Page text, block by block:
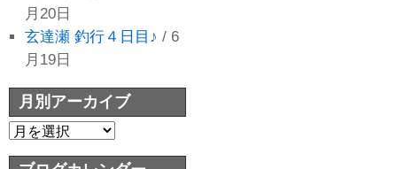
月20日
玄達瀬 釣行４日目♪ / 6
月19日
月別アーカイブ